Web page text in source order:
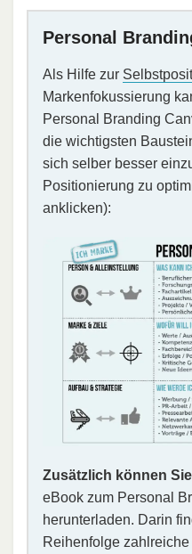
Personal
Als Hilfe zur
Markenfokussierung
Personal Branding
die wichtigsten
sich selber besser
Positionierung zu
anklicken):
Zusätzlich können
eBook zum Personal
herunterladen. Darin
Reihenfolge